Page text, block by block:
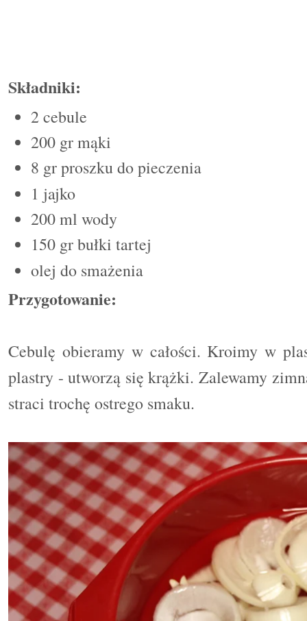
Składniki:
2 cebule
200 gr mąki
8 gr proszku do pieczenia
1 jajko
200 ml wody
150 gr bułki tartej
olej do smażenia
Przygotowanie:
Cebulę obieramy w całości. Kroimy w
plastry - utworzą się krążki. Zalewamy zimn
straci trochę ostrego smaku.